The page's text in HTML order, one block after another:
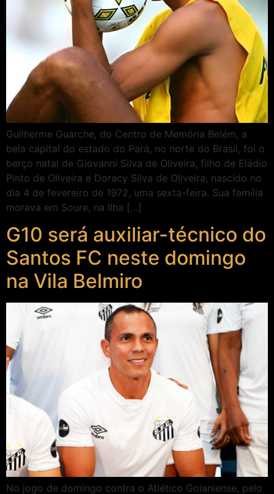
Guilherme Guarche, do Centro de Memória Belém, a
bela capital do estado do Pará, no norte do Brasil, foi o
berço natal de Giovanni Silva de Oliveira, filho de Eládio
Pinto de Oliveira e Doracy Silva de Oliveira, nascido no
dia 4 de fevereiro de 1972, uma sexta-feira. Sua família
morava em Soure, na Ilha […]
G10 será auxiliar-técnico do
Santos FC neste domingo
na Vila Belmiro
No jogo de domingo contra o Atlético Goianiense, pelo